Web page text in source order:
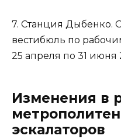
7. Станция Дыбенко.
вестибюль по
25 апреля по 31 июня
Изменения в
эскалаторов